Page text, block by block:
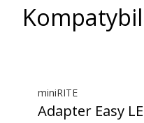
miniRITE
Adapter Easy LE